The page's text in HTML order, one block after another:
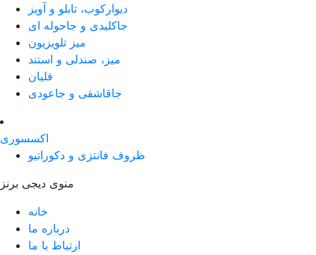
دیوارکوب، تابلو و آویز
جاکلیدی و جاحوله ای
میز تلویزیون
میز، صندلی و استند
قلیان
جاقاشقی و جاعودی
اکسسوری
ظروف فانتزی و دکوراتیو
منوی دیجی برنز
خانه
درباره ما
ارتباط با ما